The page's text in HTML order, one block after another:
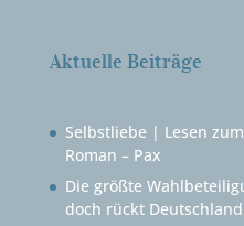
Aktuelle Beiträge
Selbstliebe | Lesen
Roman – Pax
Die größte
doch rückt